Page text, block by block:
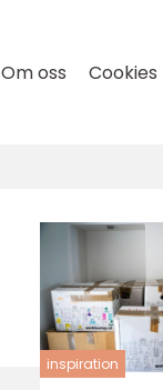
Om oss Cookies
inspiration